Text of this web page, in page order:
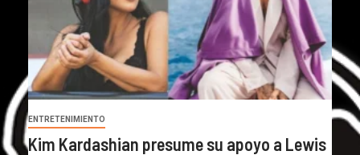
ENTRETENIMIENTO
Kim Kardashian presume su apoyo a Lewis